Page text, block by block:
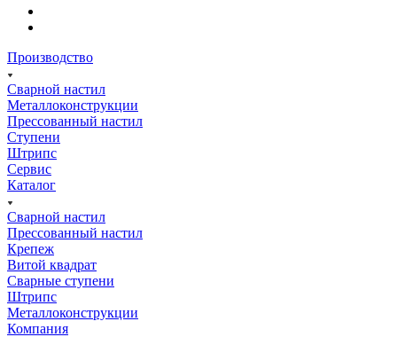
Производство
Сварной настил
Металлоконструкции
Прессованный настил
Ступени
Штрипс
Сервис
Каталог
Сварной настил
Прессованный настил
Крепеж
Витой квадрат
Сварные ступени
Штрипс
Металлоконструкции
Компания